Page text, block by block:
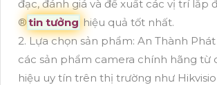
đạc, đánh giá và đề xuất các vị trí lắp
®️tin tưởng hiệu quả tốt nhất.
2. Lựa chọn sản phẩm: An Thành
các sản phẩm camera chính hãng từ
hiệu uy tín trên thị trường như